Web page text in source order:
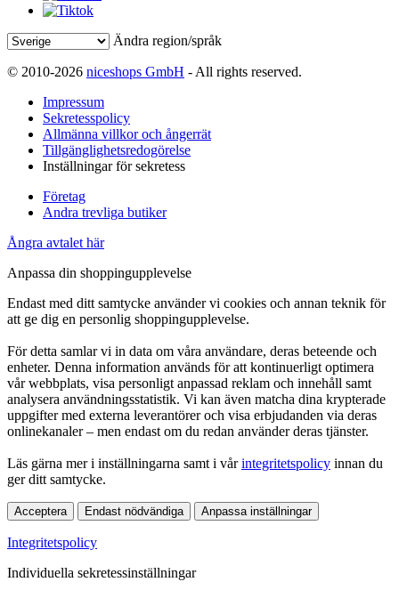
Ändra region/språk
© 2010-2026 niceshops GmbH - All rights reserved.
Impressum
Sekretesspolicy
Allmänna villkor och ångerrät
Tillgänglighetsredogörelse
Inställningar för sekretess
Företag
Andra trevliga butiker
Ångra avtalet här
Anpassa din shoppingupplevelse
Endast med ditt samtycke använder vi cookies och annan teknik för
att ge dig en personlig shoppingupplevelse.
För detta samlar vi in data om våra användare, deras beteende och
enheter. Denna information används för att kontinuerligt optimera
vår webbplats, visa personligt anpassad reklam och innehåll samt
analysera användningsstatistik. Vi kan även matcha dina krypterade
uppgifter med externa leverantörer och visa erbjudanden via deras
onlinekanaler – men endast om du redan använder deras tjänster.
Läs gärna mer i inställningarna samt i vårintegritetspolicy innan du
ger ditt samtycke.
Acceptera Endast nödvändiga Anpassa inställningar
Integritetspolicy
Individuella sekretessinställningar